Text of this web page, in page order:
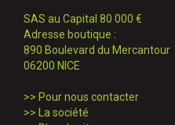
SAS au Capital 80 000 €
Adresse boutique :
890 Boulevard du Mercantour
06200 NICE
>> Pour nous contacter
>>
La société